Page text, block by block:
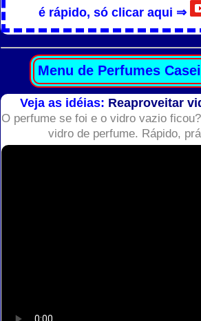
é rápido, só clicar aqui ⇒
Veja as idéias: Reaproveitar
O perfume se foi e o vidro vazio
vidro de perfume. Rápido,